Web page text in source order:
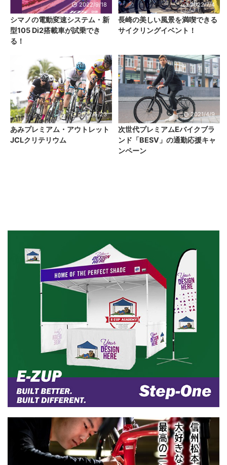
2022/9/18
シマノの電動変速システム・新
型105 Di2搭載車が試乗でき
る！
2022/7/4
長崎の美しい風景を満喫できる
サイクリングイベント！
2022/5/23
あみプレミアム・アウトレット
JCLクリテリウム
2021/4/9
次世代プレミアムEバイクブラ
ンド「BESV」の通勤応援キャ
ンペーン